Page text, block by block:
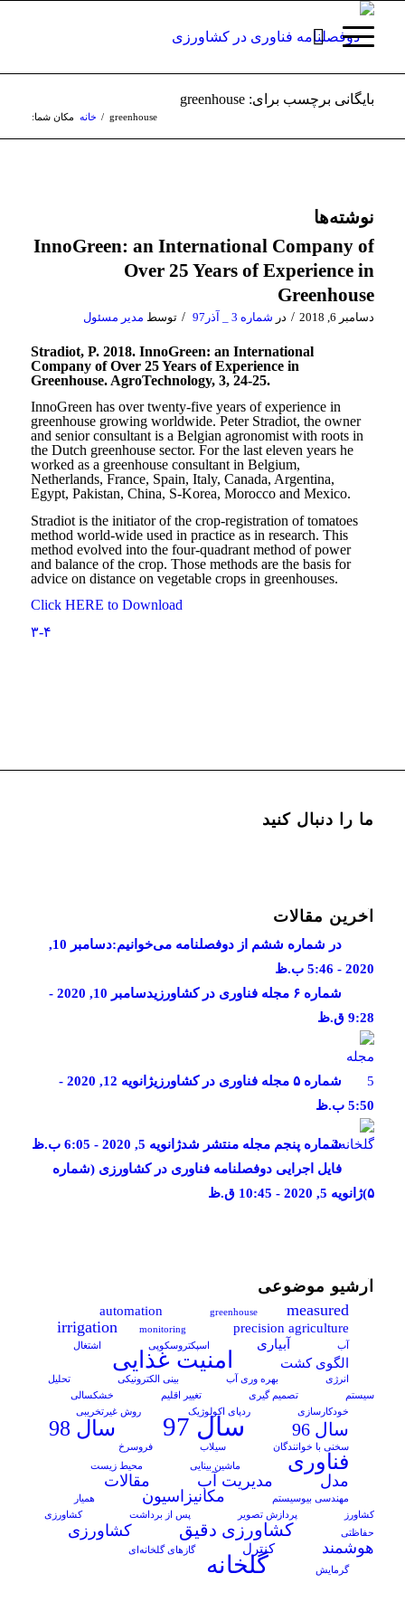
بایگانی برچسب برای: greenhouse
مکان شما: خانه / greenhouse
نوشته‌ها
InnoGreen: an International Company of
Over 25 Years of Experience in
Greenhouse
دسامبر 6, 2018 / در شماره 3 _ آذر97 / توسط مدیر مسئول
Stradiot, P. 2018. InnoGreen: an International
Company of Over 25 Years of Experience in
Greenhouse. AgroTechnology, 3, 24-25.
InnoGreen has over twenty-five years of experience in
greenhouse growing worldwide. Peter Stradiot, the owner
and senior consultant is a Belgian agronomist with roots in
the Dutch greenhouse sector. For the last eleven years he
worked as a greenhouse consultant in Belgium,
Netherlands, France, Spain, Italy, Canada, Argentina,
Egypt, Pakistan, China, S-Korea, Morocco and Mexico.
Stradiot is the initiator of the crop-registration of tomatoes
method world-wide used in practice as in research. This
method evolved into the four-quadrant method of power
and balance of the crop. Those methods are the basis for
advice on distance on vegetable crops in greenhouses.
Click HERE to Download
۳-۴
ما را دنبال کنید
آخرین مقالات
در شماره ششم از دوفصلنامه می‌خوانیم:
دسامبر 10,
2020 - 5:46 ب.ظ
شماره ۶ مجله فناوری در کشاورزی
دسامبر 10, 2020 -
9:28 ق.ظ
شماره ۵ مجله فناوری در کشاورزی
ژانویه 12, 2020 -
5:50 ب.ظ
شماره پنجم مجله منتشر شدژانویه 5, 2020 - 6:05 ب.ظ
فایل اجرایی دوفصلنامه فناوری در کشاورزی (شماره
۵) ژانویه 5, 2020 - 10:45 ق.ظ
آرشیو موضوعی
automation greenhouse
measured
irrigation
monitoring precision agriculture
آب آبیاری اسپکتروسکوپی اشتغال
الگوی کشت امنیت غذایی
انرژی بهره وری آب بینی الکترونیکی
تحلیل
سیستم
تصمیم گیری تغییر اقلیم
خشکسالی
خودکارسازی
ردپای اکولوژیک روش غیرتخریبی
سال 96 سال 97 سال 98
سخنی با خوانندگان سیلاب فروسرخ
فناوری ماشین بینایی محیط زیست
مدل مدیریت آب مقالات
مهندسی بیوسیستم مکانیزاسیون
همیار
کشاورز
پردازش تصویر پس از برداشت
کشاورزی
حفاظتی
کشاورزی دقیق
کشاورزی
هوشمند
کنترل
گازهای گلخانه‌ای
گرمایش
گلخانه